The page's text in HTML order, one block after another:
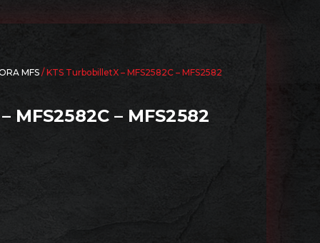
MFS / KTS TurbobilletX – MFS2582C – MFS2582
MFS2582C – MFS2582